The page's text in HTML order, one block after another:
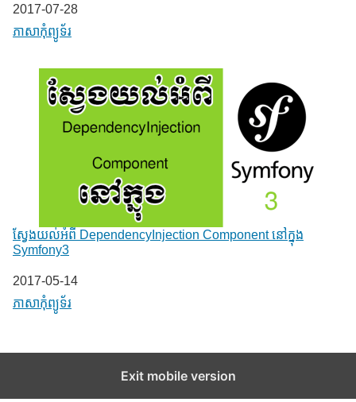
Date
2017-07-28
In relation to
ភាសា​កុំព្យូទ័រ
ស្វែងយល់អំពី DependencyInjection Component នៅក្នុង
Symfony3
Date
2017-05-14
In relation to
ភាសា​កុំព្យូទ័រ
Exit mobile version